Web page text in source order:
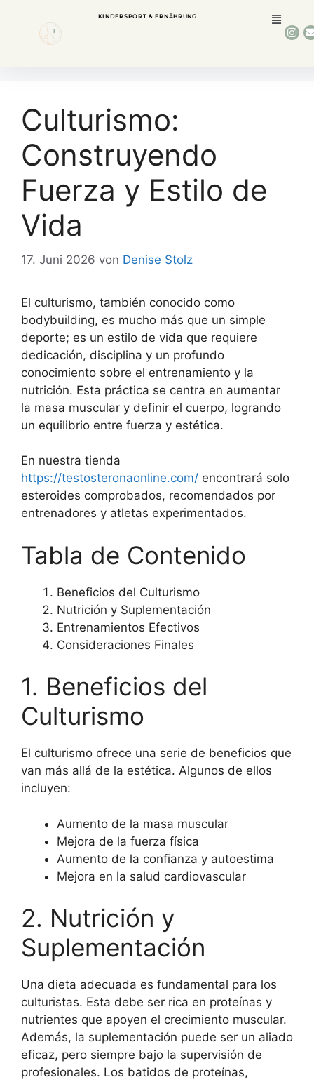
KINDERSPORT & ERNÄHRUNG
Culturismo:
Construyendo
Fuerza y Estilo de
Vida
17. Juni 2026 von Denise Stolz
El culturismo, también conocido como
bodybuilding, es mucho más que un simple
deporte; es un estilo de vida que requiere
dedicación, disciplina y un profundo
conocimiento sobre el entrenamiento y la
nutrición. Esta práctica se centra en aumentar
la masa muscular y definir el cuerpo, logrando
un equilibrio entre fuerza y estética.
En nuestra tienda
https://testosteronaonline.com/ encontrará solo
esteroides comprobados, recomendados por
entrenadores y atletas experimentados.
Tabla de Contenido
Beneficios del Culturismo
Nutrición y Suplementación
Entrenamientos Efectivos
Consideraciones Finales
1. Beneficios del
Culturismo
El culturismo ofrece una serie de beneficios que
van más allá de la estética. Algunos de ellos
incluyen:
Aumento de la masa muscular
Mejora de la fuerza física
Aumento de la confianza y autoestima
Mejora en la salud cardiovascular
2. Nutrición y
Suplementación
Una dieta adecuada es fundamental para los
culturistas. Esta debe ser rica en proteínas y
nutrientes que apoyen el crecimiento muscular.
Además, la suplementación puede ser un aliado
eficaz, pero siempre bajo la supervisión de
profesionales. Los batidos de proteínas,